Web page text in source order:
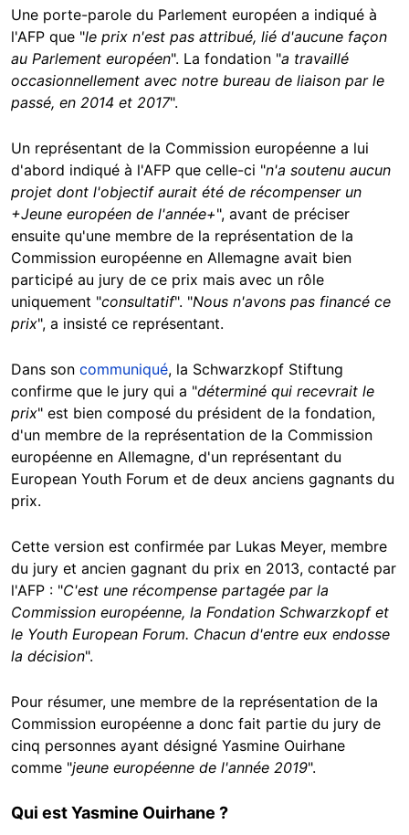
Une porte-parole du Parlement européen a indiqué à
l'AFP que "le prix n'est pas attribué, lié d'aucune façon
au Parlement européen". La fondation "a travaillé
occasionnellement avec notre bureau de liaison par le
passé, en 2014 et 2017".
Un représentant de la Commission européenne a lui
d'abord indiqué à l'AFP que celle-ci "n'a soutenu aucun
projet dont l'objectif aurait été de récompenser un
+Jeune européen de l'année+", avant de préciser
ensuite qu'une membre de la représentation de la
Commission européenne en Allemagne avait bien
participé au jury de ce prix mais avec un rôle
uniquement "consultatif". "Nous n'avons pas financé ce
prix", a insisté ce représentant.
Dans son communiqué, la Schwarzkopf Stiftung
confirme que le jury qui a "déterminé qui recevrait le
prix" est bien composé du président de la fondation,
d'un membre de la représentation de la Commission
européenne en Allemagne, d'un représentant du
European Youth Forum et de deux anciens gagnants du
prix.
Cette version est confirmée par Lukas Meyer, membre
du jury et ancien gagnant du prix en 2013, contacté par
l'AFP : "C'est une récompense partagée par la
Commission européenne, la Fondation Schwarzkopf et
le Youth European Forum. Chacun d'entre eux endosse
la décision".
Pour résumer, une membre de la représentation de la
Commission européenne a donc fait partie du jury de
cinq personnes ayant désigné Yasmine Ouirhane
comme "jeune européenne de l'année 2019".
Qui est Yasmine Ouirhane ?